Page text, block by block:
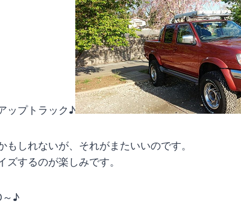
ップトラック♪
もしれないが、それがまたいいのです。
ズするのが楽しみです。
～♪